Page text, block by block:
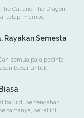
Cat and The Dragon,
tetapi mampu
Rayakan Semesta
semua para pecinta
besar untuk
baru di pertengahan
serial ini